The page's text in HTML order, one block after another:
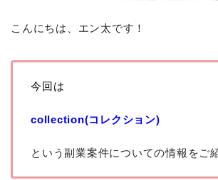
こんにちは、エン太です！
今回は
collection(コレクション)
という副業案件についての情報をご